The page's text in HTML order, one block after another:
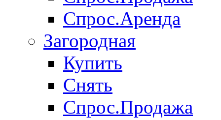
Спрос.Аренда
Загородная
Купить
Снять
Спрос.Продажа